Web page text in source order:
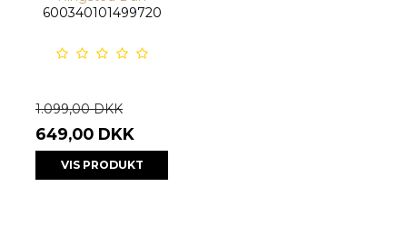
600340101499720
1.099,00 DKK
649,00 DKK
VIS PRODUKT